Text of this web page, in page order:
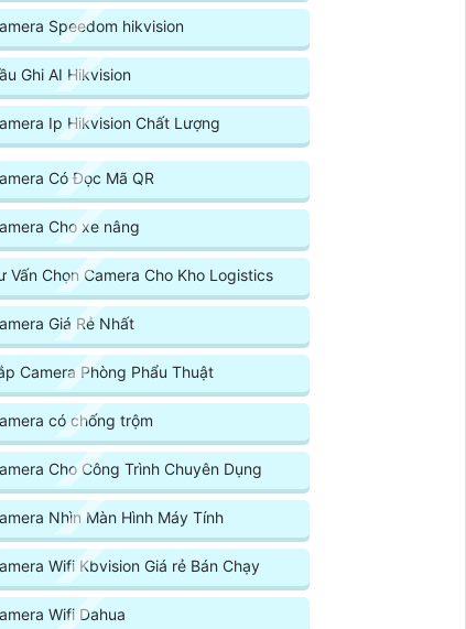
Speedom hikvision
Ghi AI Hikvision
Ip Hikvision Chất Lượng
Có Đọc Mã QR
Cho xe nâng
Vấn Chọn Camera Cho Kho Logistics
Giá Rẻ Nhất
Camera Phòng Phẩu Thuật
có chống trộm
Cho Công Trình Chuyên Dụng
Nhìn Màn Hình Máy Tính
Wifi Kbvision Giá rẻ Bán Chạy
Wifi Dahua